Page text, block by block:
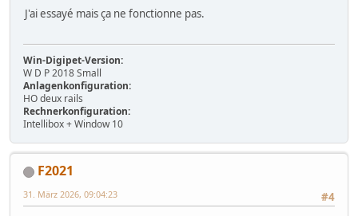
J'ai essayé mais ça ne fonctionne pas.
Win-Digipet-Version:
W D P 2018 Small
Anlagenkonfiguration:
HO deux rails
Rechnerkonfiguration:
Intellibox + Window 10
F2021
#4
31. März 2026, 09:04:23